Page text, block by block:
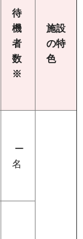
待
機
者
数
※
施設
の特
色
ー
名